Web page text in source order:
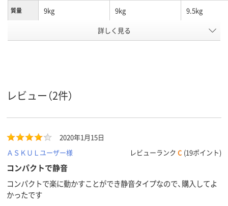
質量 9kg 9kg 9.5kg
樹脂
詳しく見る
レビュー（2件）
2020年1月15日
ＡＳＫＵＬユーザー様
レビューランク C (19ポイント)
コンパクトで静音
コンパクトで楽に動かすことができ静音タイプなので、購入してよ
かったです